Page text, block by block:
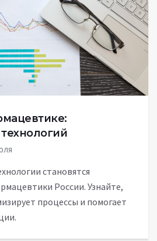
становятся
России. Узнайте,
процессы и помогает